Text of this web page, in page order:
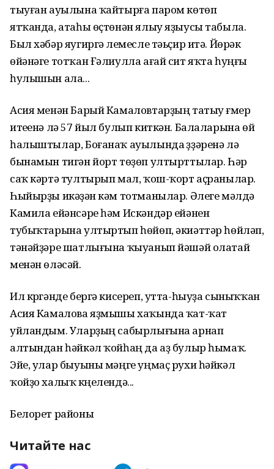
тыуған ауылына ҡайтырға паром көтөп
ятҡанда, атаһы өҫтөнән ялыу яҙыусы табыла.
Был хәбәр яугиргә үлемесле тәьҫир итә. Йөрәк
өйәнәге тотҡан Ғәлиулла ағай сит яҡта һуңғы
һулышын ала...
Асия менән Барый Камалов­тарҙың татыу ғүмер
итеүенә лә 57 йыл булып киткән. Балаларына өй
һалыштылар, Боғанаҡ ауылында үҙҙәренә лә
бынамын тигән йорт төҙөп ултырттылар. Һәр
саҡ кәртә тултырып мал, ҡош-ҡорт аҫранылар.
Һыйырҙы икәүҙән кәм тотманылар. Әлеге мәлдә
Камила ейәнсәре һәм Искәндәр ейәнен
тубыҡтарына ултыртып һөйөп, әкиәттәр һөйләп,
тәнәйҙәре шатлығына ҡыуанып йәшәй олатай
менән өләсәй.
Ил күргәнде бергә кисереп, утта-һыуҙа сыныҡҡан
Асия Камалова яҙмышы хаҡында ҡат-ҡат
уйландым. Уларҙың сабырлығына арнап
алтындан һәйкәл ҡойһаң да аҙ булыр һымаҡ.
Эйе, улар быуыны мәңге уңмаҫ рухи һәйкәл
ҡойҙо халыҡ күңелендә...
Белорет районы
Читайте нас